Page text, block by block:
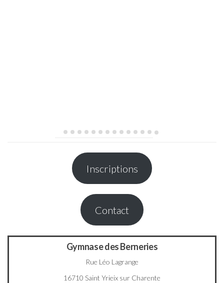
Inscriptions
Contact
Gymnase des Berneries
Rue Léo Lagrange
16710 Saint Yrieix sur Charente